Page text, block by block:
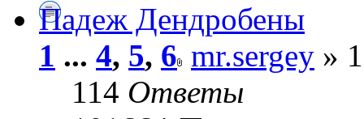
Падеж Дендробены
1 ... 4, 5, 6 mr.sergey »
114 Ответы